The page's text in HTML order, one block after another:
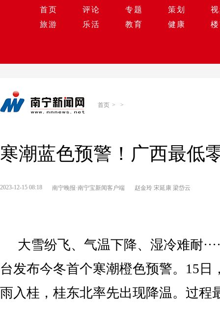
首页 评论 专题 策划
旅游
乐活 教育 健康
首页 > >
寒潮蓝色预警！广西最低
2023-12-15 08:18 南宁晚报·南宁宝新闻客户端 赵金玲 宋延康 梁岱云
大雪纷飞、气温下降、湿冷难耐
台发布今冬首个寒潮橙色预警。15日
雨入桂，桂东北率先出现降温。过程